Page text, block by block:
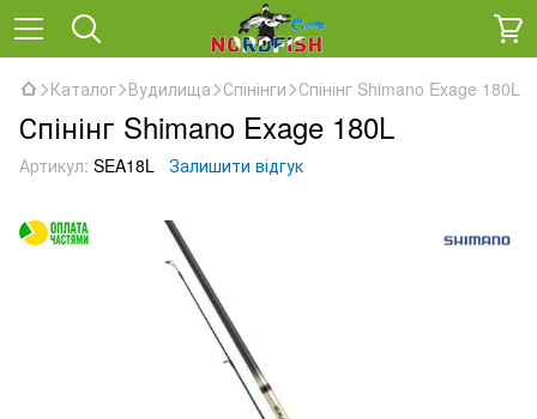
Каталог Вудилища Спінінги Спінінг Shimano Exage 180L
Спінінг Shimano Exage 180L
Артикул: SEA18L Залишити відгук